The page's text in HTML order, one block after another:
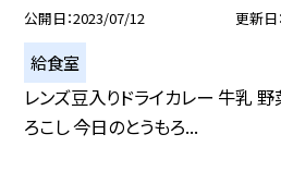
公開日 2023/07/12 更新日
給食室
レンズ豆入りドライカレー 牛乳
ろこし 今日のとうもろ...